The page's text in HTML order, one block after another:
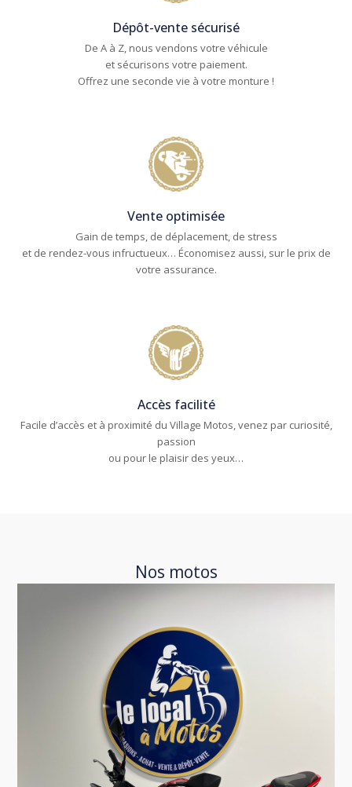
Dépôt-vente sécurisé
De A à Z, nous vendons votre véhicule
et sécurisons votre paiement.
Offrez une seconde vie à votre monture !
Vente optimisée
Gain de temps, de déplacement, de stress
et de rendez-vous infructueux… Économisez aussi, sur le prix de
votre assurance.
Accès facilité
Facile d’accès et à proximité du Village Motos, venez par curiosité,
passion
ou pour le plaisir des yeux…
Nos motos